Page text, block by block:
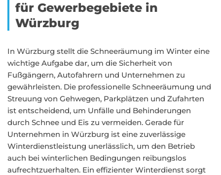
für Gewerbegebiete in
Würzburg
In Würzburg stellt die Schneeräumung im Winter eine
wichtige Aufgabe dar, um die Sicherheit von
Fußgängern, Autofahrern und Unternehmen zu
gewährleisten. Die professionelle Schneeräumung und
Streuung von Gehwegen, Parkplätzen und Zufahrten
ist entscheidend, um Unfälle und Behinderungen
durch Schnee und Eis zu vermeiden. Gerade für
Unternehmen in Würzburg ist eine zuverlässige
Winterdienstleistung unerlässlich, um den Betrieb
auch bei winterlichen Bedingungen reibungslos
aufrechtzuerhalten. Ein effizienter Winterdienst sorgt